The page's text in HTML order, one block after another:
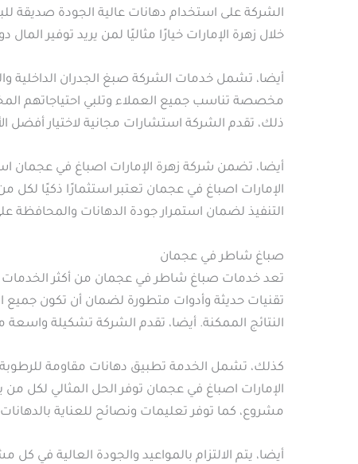
الشركة على استخدام دهانات عالية الجودة صديقة
خلال زهرة الإمارات خيارًا مثاليًا لمن يريد توفير
أيضا، تشمل خدمات الشركة صبغ الجدران الداخلية
مخصصة تناسب جميع العملاء وتلبي احتياجاتهم
ذلك، تقدم الشركة استشارات مجانية لاختيار أفضل
أيضا، تضمن شركة زهرة الإمارات اصباغ في عجمان
الإمارات اصباغ في عجمان تعتبر استثمارًا ذكيًا
التنفيذ لضمان استمرار جودة الدهانات والمحافظة
صباغ شاطر في عجمان
تعد خدمات صباغ شاطر في عجمان من أكثر الخدمات
تقنيات حديثة وأدوات متطورة لضمان أن تكون
النتائج الممكنة. أيضا، تقدم الشركة تشكيلة واسعة
كذلك، تشمل الخدمة تطبيق دهانات مقاومة
الإمارات اصباغ في عجمان توفر الحل المثالي لكل من
مشروع، كما توفر تعليمات ونصائح للعناية
أيضا، يتم الالتزام بالمواعيد والجودة العالية